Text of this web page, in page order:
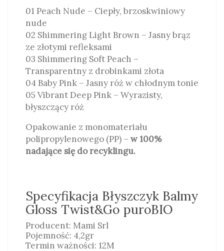
01 Peach Nude – Ciepły, brzoskwiniowy
nude
02 Shimmering Light Brown – Jasny brąz
ze złotymi refleksami
03 Shimmering Soft Peach –
Transparentny z drobinkami złota
04 Baby Pink – Jasny róż w chłodnym tonie
05 Vibrant Deep Pink – Wyrazisty,
błyszczący róż
Opakowanie z monomateriału
polipropylenowego (PP) – w 100%
nadające się do recyklingu.
Specyfikacja Błyszczyk Balmy
Gloss Twist&Go puroBIO
Producent: Mami Srl
Pojemność: 4,2gr
Termin ważności: 12M